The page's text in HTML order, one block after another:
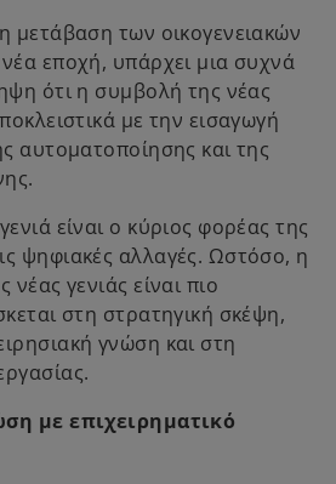
μετάβαση των οικογενειακών
εποχή, υπάρχει μια συχνά
ότι η συμβολή της νέας
με την εισαγωγή
αυτοματοποίησης και της
είναι ο κύριος φορέας της
ψηφιακές αλλαγές. Ωστόσο, η
νέας γενιάς είναι πιο
στη στρατηγική σκέψη,
γνώση και στη
με επιχειρηματικό